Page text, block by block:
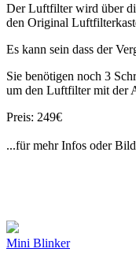
Der Luftfilter wird über
den Original
Es kann sein dass der
Sie benötigen noch 3
um den Luftfilter mit der
Preis: 249€
...für mehr Infos oder
Mini Blinker